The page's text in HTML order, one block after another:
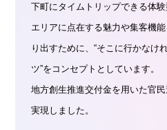
下町にタイムトリップできる体験
エリアに点在する魅力や集客機
り出すために、“そこに行かなけ
ツ”をコンセプトとしています。
地方創生推進交付金を用いた官
実現しました。